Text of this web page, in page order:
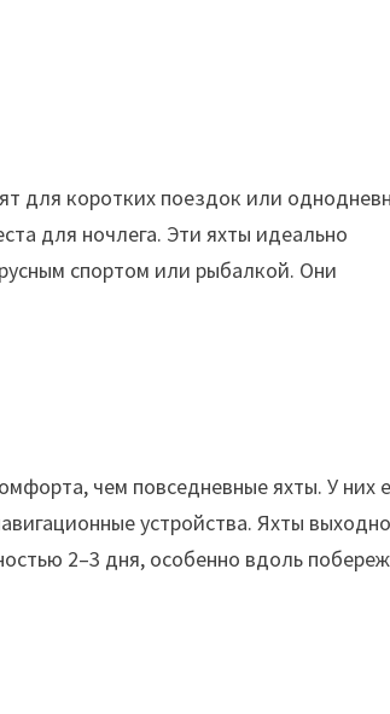
для коротких поездок или
для ночлега. Эти яхты идеально
спортом или рыбалкой. Они
чем повседневные яхты. У них
устройства. Яхты
2–3 дня, особенно вдоль